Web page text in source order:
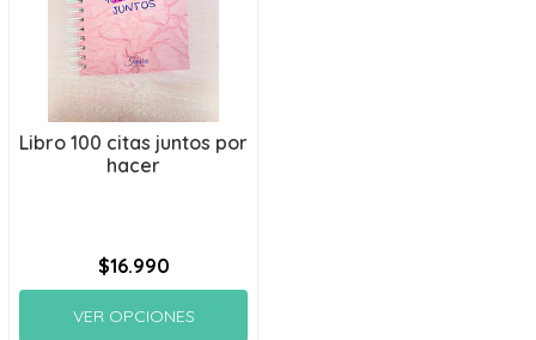
Libro 100 citas juntos por
hacer
$16.990
VER OPCIONES